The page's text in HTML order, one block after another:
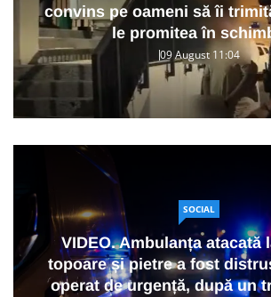
convins pe oameni să îi
le promitea în
09 August 11:04
SOCIAL
VIDEO. Ambulanța atacată
topoare și pietre a fost
operat de urgență, după un